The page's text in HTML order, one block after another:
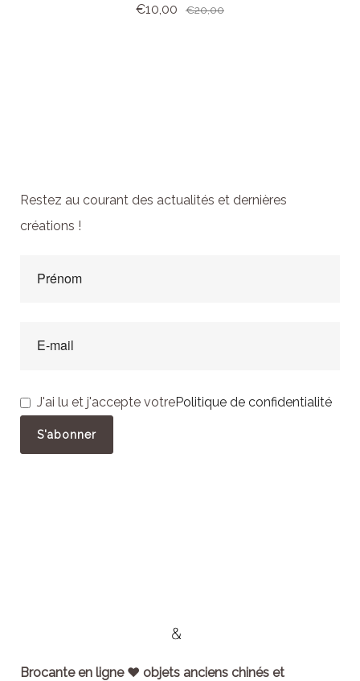
€20,00
€10,00
Restez au courant des actualités et dernières
créations !
J'ai lu et j'accepte votrePolitique de confidentialité
Brocante en ligne ♥ objets anciens chinés et